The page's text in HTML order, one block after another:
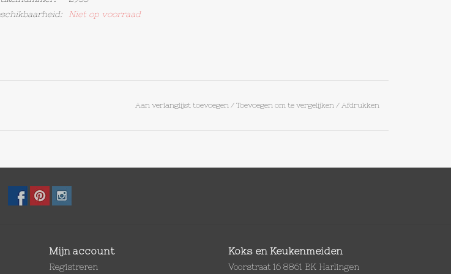
Niet op voorraad
Aan verlanglijst toevoegen/ Toevoegen om te vergelijken / Afdrukken
Mijn account
Registreren
Koks en Keukenmeiden
Voorstraat 16 8861 BK Harlingen